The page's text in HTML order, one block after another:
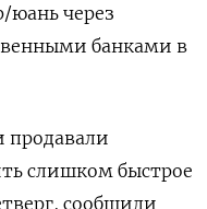
юань через
банками в
продавали
слишком быстрое
сообщили